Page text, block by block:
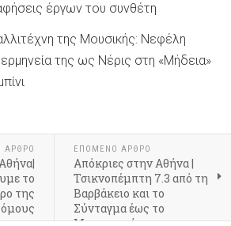
έργων του συνθέτη
της Μουσικής: Νεφέλη
της ως Νέρις στη «Μήδεια»
ΆΡΘΡΟ
το
της
ΕΠΌΜΕΝΟ ΆΡΘΡΟ
Απόκριες στην Αθήνα |
Τσικνοπέμπτη 7.3 από τη
Βαρβάκειο και το
Σύνταγμα έως το